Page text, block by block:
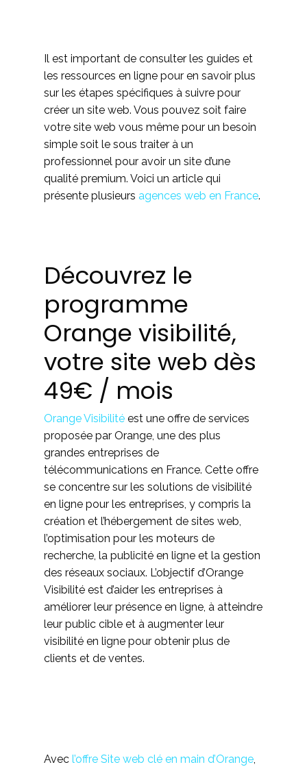
Il est important de consulter les guides et
les ressources en ligne pour en savoir plus
sur les étapes spécifiques à suivre pour
créer un site web. Vous pouvez soit faire
votre site web vous même pour un besoin
simple soit le sous traiter à un
professionnel pour avoir un site d’une
qualité premium. Voici un article qui
présente plusieurs agences web en France.
Découvrez le
programme
Orange visibilité,
votre site web dès
49€ / mois
Orange Visibilité est une offre de services
proposée par Orange, une des plus
grandes entreprises de
télécommunications en France. Cette offre
se concentre sur les solutions de visibilité
en ligne pour les entreprises, y compris la
création et l’hébergement de sites web,
l’optimisation pour les moteurs de
recherche, la publicité en ligne et la gestion
des réseaux sociaux. L’objectif d’Orange
Visibilité est d’aider les entreprises à
améliorer leur présence en ligne, à atteindre
leur public cible et à augmenter leur
visibilité en ligne pour obtenir plus de
clients et de ventes.
Avec l’offre Site web clé en main d’Orange,